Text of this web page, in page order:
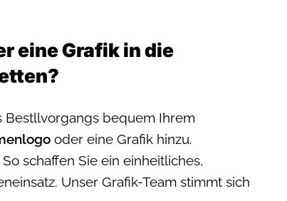
eine Grafik in die
Bestllvorgangs bequem Ihrem
oder eine Grafik hinzu.
So schaffen Sie ein einheitliches,
Unser Grafik-Team stimmt sich